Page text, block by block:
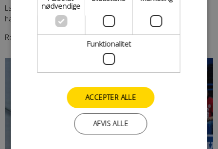
Lad os fylde Forum Horsens og giv pigerne alt den opbakning de
har brug for.
Ronni Boy - Keld Jensen
nødvendige
Funktionalitet
ACCEPTER ALLE
AFVIS ALLE